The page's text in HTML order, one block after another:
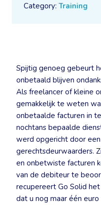
Category: Training
Spijtig genoeg gebeurt
onbetaald blijven
Als freelancer of kleine
gemakkelijk te weten
onbetaalde facturen in
nochtans bepaalde
werd opgericht door
gerechtsdeurwaarders.
en onbetwiste facturen
van de debiteur te
recupereert Go Solid
dat u nog maar één